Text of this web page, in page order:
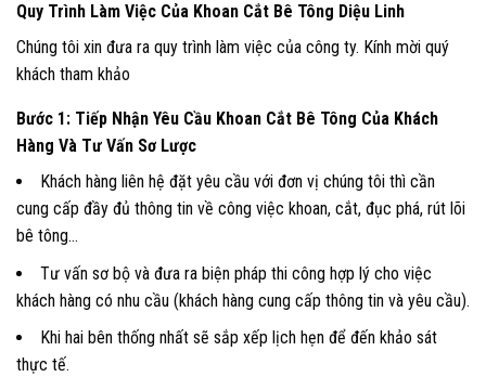
Quy Trình Làm Việc Của Khoan Cắt Bê Tông Diệu Linh
Chúng tôi xin đưa ra quy trình làm việc của công ty. Kính mời quý
khách tham khảo
Bước 1: Tiếp Nhận Yêu Cầu Khoan Cắt Bê Tông Của Khách
Hàng Và Tư Vấn Sơ Lược
Khách hàng liên hệ đặt yêu cầu với đơn vị chúng tôi thì cần
cung cấp đầy đủ thông tin về công việc khoan, cắt, đục phá, rút lõi
bê tông…
Tư vấn sơ bộ và đưa ra biện pháp thi công hợp lý cho việc
khách hàng có nhu cầu (khách hàng cung cấp thông tin và yêu cầu).
Khi hai bên thống nhất sẽ sắp xếp lịch hẹn để đến khảo sát
thực tế.